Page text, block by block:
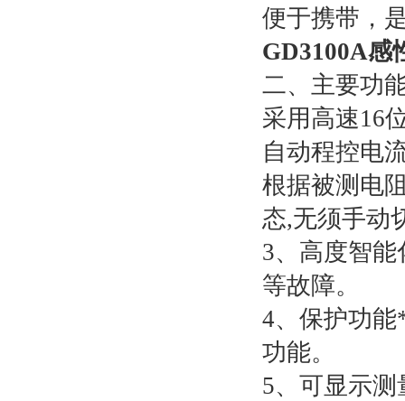
便于携带，
GD3100A感
二、主要功
采用高速16
自动程控电
根据被测电
态,无须手动
3、高度智
等故障。
4、保护功
功能。
5、可显示